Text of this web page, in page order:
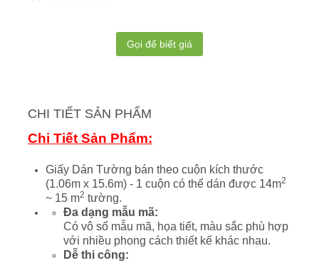
Gọi để biết giá
CHI TIẾT SẢN PHẨM
Chi Tiết Sản Phẩm:
Giấy Dán Tường bán theo cuộn kích thước
(1.06m x 15.6m) - 1 cuộn có thể dán được 14m2
~ 15 m2 tường.
Đa dạng mẫu mã:
Có vô số mẫu mã, họa tiết, màu sắc phù hợp
với nhiều phong cách thiết kế khác nhau.
Dễ thi công: